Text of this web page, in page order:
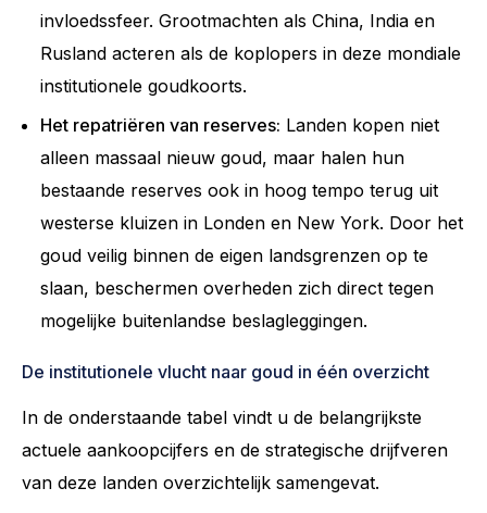
invloedssfeer. Grootmachten als China, India en
Rusland acteren als de koplopers in deze mondiale
institutionele goudkoorts.
Het repatriëren van reserves: Landen kopen niet
alleen massaal nieuw goud, maar halen hun
bestaande reserves ook in hoog tempo terug uit
westerse kluizen in Londen en New York. Door het
goud veilig binnen de eigen landsgrenzen op te
slaan, beschermen overheden zich direct tegen
mogelijke buitenlandse beslagleggingen.
De institutionele vlucht naar goud in één overzicht
In de onderstaande tabel vindt u de belangrijkste
actuele aankoopcijfers en de strategische drijfveren
van deze landen overzichtelijk samengevat.